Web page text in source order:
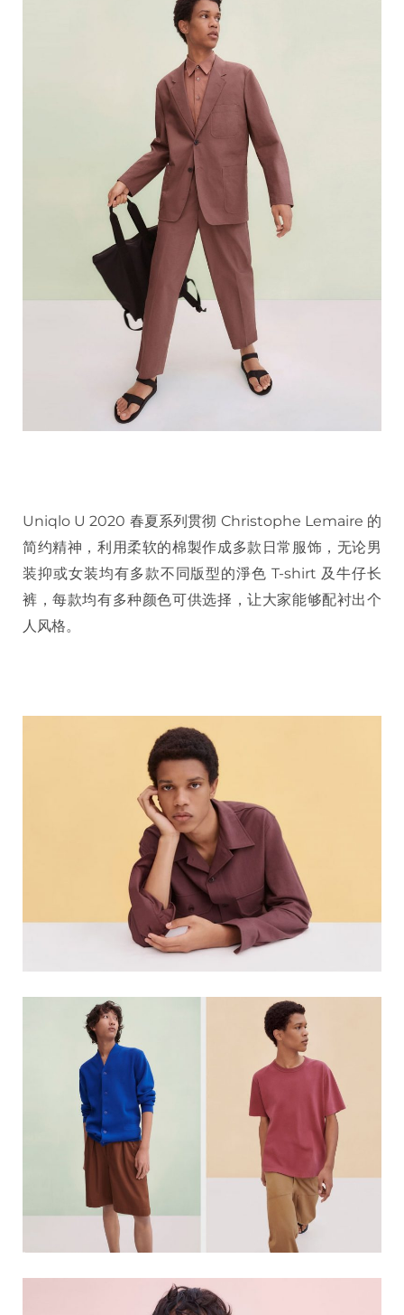
Uniqlo U 2020 春夏系列贯彻 Christophe Lemaire 的
简约精神，利用柔软的棉製作成多款日常服饰，无论男
装抑或女装均有多款不同版型的淨色 T-shirt 及牛仔长
裤，每款均有多种颜色可供选择，让大家能够配衬出个
人风格。